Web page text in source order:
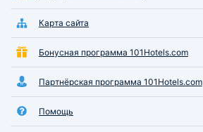
Карта сайта
Бонусная программа 101Hotels.com
Партнёрская программа 101Hotels.com
Помощь